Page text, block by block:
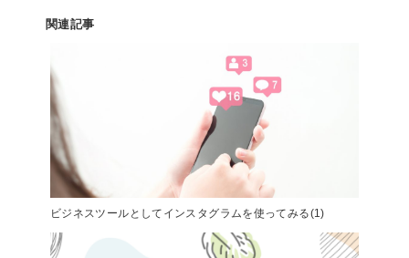
関連記事
ビジネスツールとしてインスタグラムを使ってみる(1)